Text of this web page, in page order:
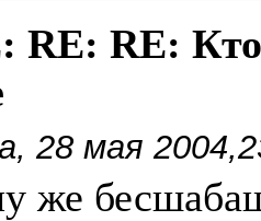
RE: RE:
28 мая
же